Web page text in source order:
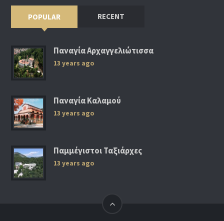
POPULAR RECENT
Παναγία Αρχαγγελιώτισσα
13 years ago
Παναγία Καλαμού
13 years ago
Παμμέγιστοι Ταξιάρχες
13 years ago